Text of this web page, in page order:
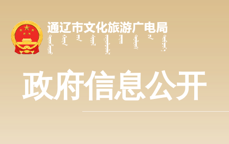
政府信息公开